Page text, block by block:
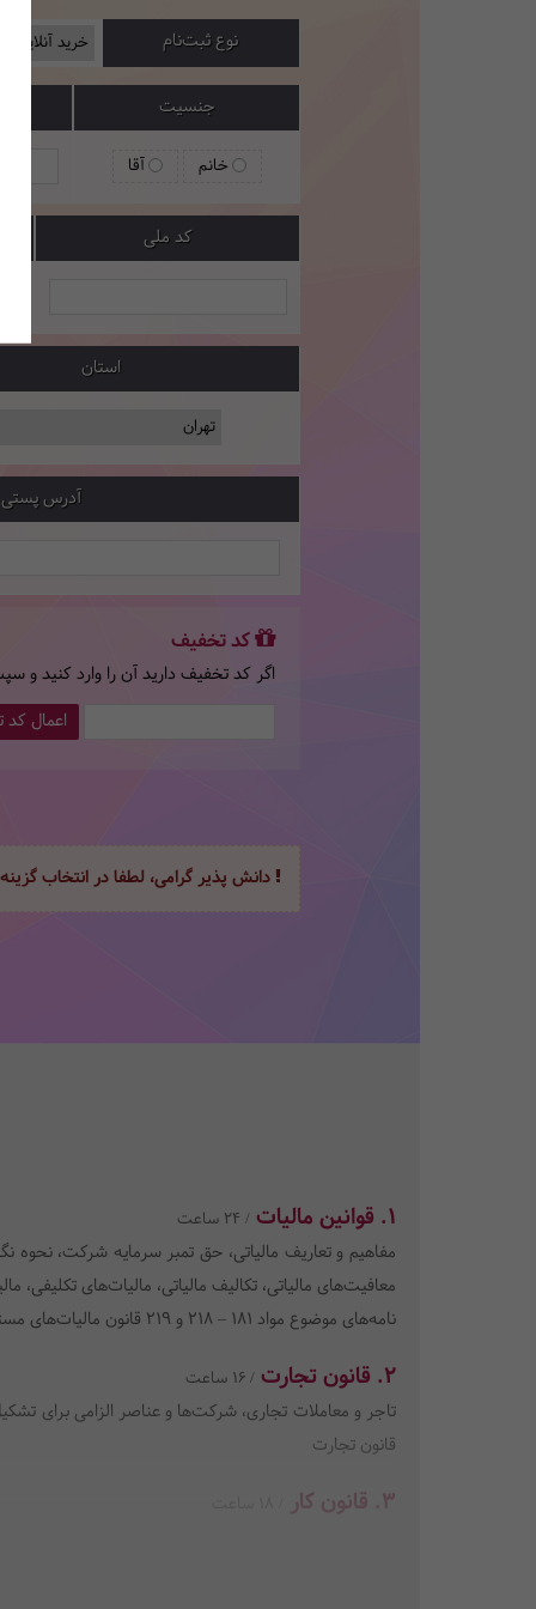
نوع ثبت‌نام
جنسیت
خانم آقا
کد ملی
استان
آدرس پستی
کد تخفیف
اگر کد تخفیف دارید آن را وارد کنید و
اعمال
دانش پذیر گرامی، لطفا در انتخاب
1. قوانین مالیات / 24 ساعت
مفاهیم و تعاریف مالیاتی، حق تمبر سرمایه شرکت، نحوه
معافیت‌های مالیاتی، تکالیف مالیاتی، مالیات‌های تکلیفی،
نامه‌های موضوع مواد 181 – 218 و 219 قانون مالیات‌های مستقیم
2. قانون تجارت / 16 ساعت
تاجر و معاملات تجاری، شرکت‌ها و عناصر الزامی برای
قانون تجارت
3. قانون کار
تعریف مفاهیم اساسی در قانون کار و کارکرد هریک از